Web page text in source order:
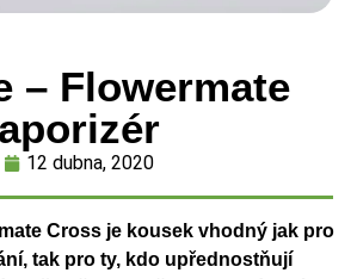
– Flowermate
12 dubna, 2020
Cross je kousek vhodný jak pro
tak pro ty, kdo upřednostňují